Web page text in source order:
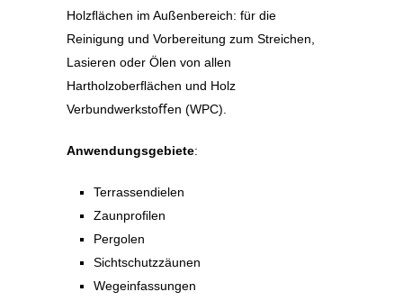
Holzﬂächen im Außenbereich: für die
Reinigung und Vorbereitung zum Streichen,
Lasieren oder Ölen von allen
Hartholzoberﬂächen und Holz
Verbundwerkstoﬀen (WPC).
Anwendungsgebiete:
Terrassendielen
Zaunproﬁlen
Pergolen
Sichtschutzzäunen
Wegeinfassungen